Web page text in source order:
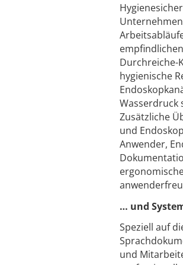
Durchreiche-
hygienische
Wasserdruck
Zusätzliche
und
Anwender,
… und
Speziell auf
und